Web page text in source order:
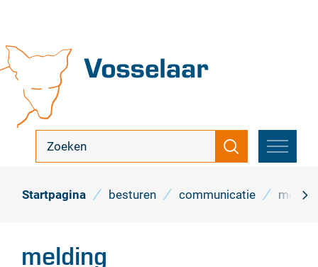
inhoud
Vosselaar
zoek
Zoeken
MENU
Startpagina besturen communicatie
melding